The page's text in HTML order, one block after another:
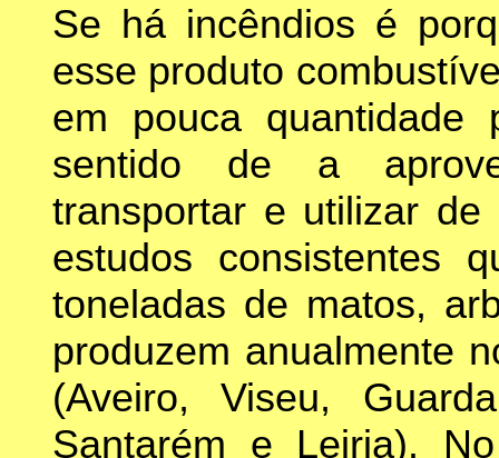
Se há incêndios é
esse produto
em pouca quantidade
sentido de a
transportar e utilizar
estudos consistentes
toneladas de matos,
produzem anualmente
(Aveiro, Viseu,
Santarém e Leiria).